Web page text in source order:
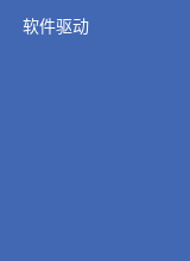
软件驱动